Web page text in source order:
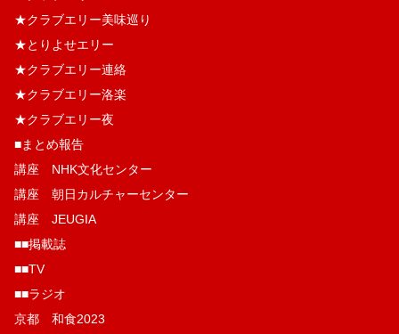
★クラブエリー美味巡り
★とりよせエリー
★クラブエリー連絡
★クラブエリー洛楽
★クラブエリー夜
■まとめ報告
講座 NHK文化センター
講座 朝日カルチャーセンター
講座 JEUGIA
■■掲載誌
■■TV
■■ラジオ
京都 和食2023